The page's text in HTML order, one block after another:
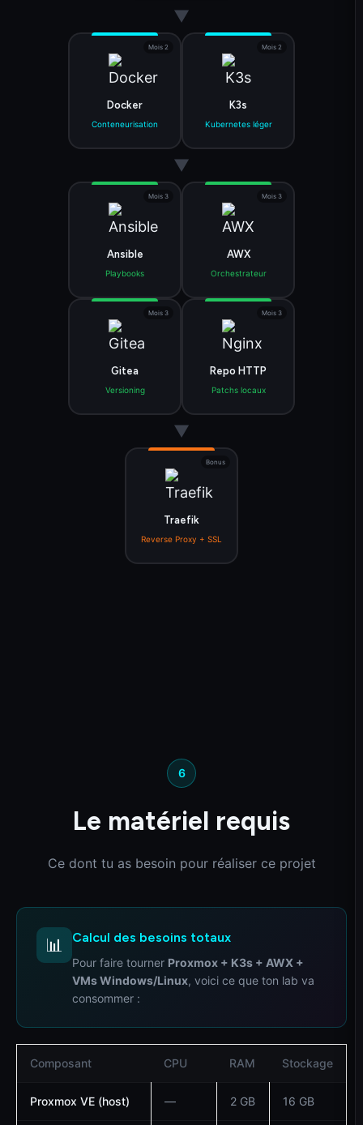
▼
Mois 2
Docker
Conteneurisation
Mois 2
K3s
Kubernetes léger
▼
Mois 3
Ansible
Playbooks
Mois 3
AWX
Orchestrateur
Mois 3
Gitea
Versioning
Mois 3
Repo HTTP
Patchs locaux
▼
Bonus
Traefik
Reverse Proxy + SSL
6
Le matériel requis
Ce dont tu as besoin pour réaliser ce projet
📊 Calcul des besoins totaux
Pour faire tourner Proxmox + K3s + AWX +
VMs Windows/Linux, voici ce que ton lab va
consommer :
Composant CPU RAM Stockage
Proxmox VE (host) — 2 GB 16 GB